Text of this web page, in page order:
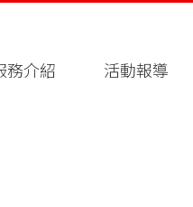
務介紹 活動報導